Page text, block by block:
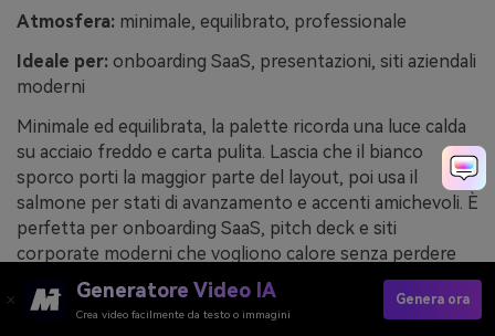
Atmosfera: minimale, equilibrato, professionale
Ideale per: onboarding SaaS, presentazioni, siti aziendali
moderni
Minimale ed equilibrata, la palette ricorda una luce calda
su acciaio freddo e carta pulita. Lascia che il bianco
sporco porti la maggior parte del layout, poi usa il
salmone per stati di avanzamento e accenti amichevoli. È
perfetta per onboarding SaaS, pitch deck e siti
corporate moderni che vogliono calore senza perdere
chiarezza. Consiglio: abbina bottoni salmone al blu-grigio
profondo per gli stati hover e mantieni una proporzione
Generatore Video IA
Crea video facilmente da testo o immagini
Genera ora